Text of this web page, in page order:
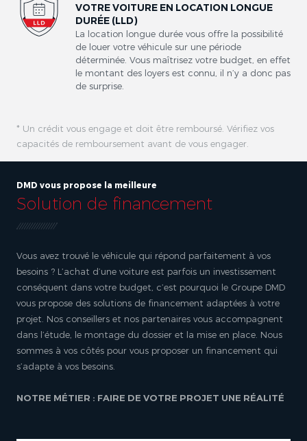
DMD vous propose la meilleure
Solution de financement
Vous avez trouvé le véhicule qui répond parfaitement à vos
besoins ? L’achat d’une voiture est parfois un investissement
conséquent dans votre budget, c’est pourquoi le Groupe DMD
vous propose des solutions de financement adaptées à votre
projet. Nos conseillers et nos partenaires vous accompagnent
dans l’étude, le montage du dossier et la mise en place. Nous
sommes à vos côtés pour vous proposer un financement qui
s’adapte à vos besoins.
NOTRE MÉTIER : FAIRE DE VOTRE PROJET UNE RÉALITÉ
VOTRE VOITURE EN LOCATION LONGUE
DURÉE (LLD)
La location longue durée vous offre la possibilité
de louer votre véhicule sur une période
déterminée. Vous maîtrisez votre budget, en effet
le montant des loyers est connu, il n’y a donc pas
de surprise.
* Un crédit vous engage et doit être remboursé. Vérifiez vos
capacités de remboursement avant de vous engager.